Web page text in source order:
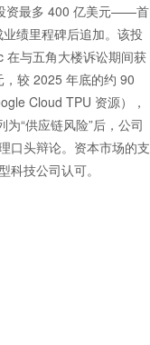
资最多 400 亿美元——首
绩里程碑后追加。该投
在与五角大楼诉讼期间获
较 2025 年底的约 90
Cloud TPU 资源），
“供应链风险”后，公司
口头辩论。资本市场的支
技公司认可。